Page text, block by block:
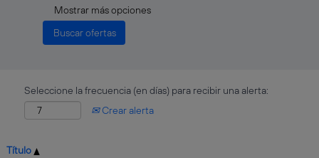
Mostrar más opciones
Seleccione la frecuencia (en días) para recibir una alerta:
Crear alerta
Título